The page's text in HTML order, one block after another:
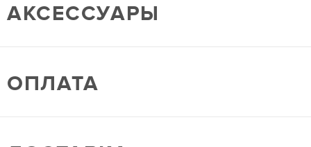
АКСЕССУАРЫ
ОПЛАТА